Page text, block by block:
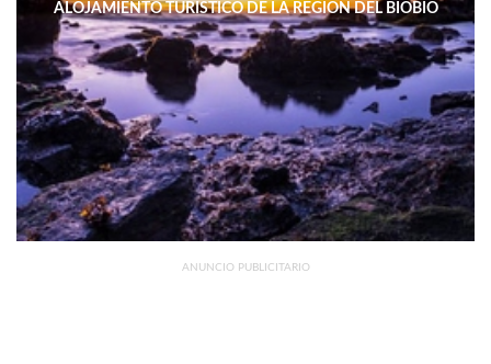
ALOJAMIENTO TURÍSTICO DE LA REGIÓN DEL BIOBÍO
DISMINUYERON 15,4% INTERANUAL
ANUNCIO PUBLICITARIO